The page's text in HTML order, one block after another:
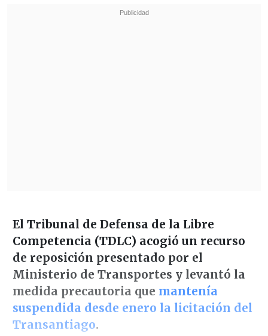
El Tribunal de Defensa de la Libre
Competencia (TDLC) acogió un recurso
de reposición presentado por el
Ministerio de Transportes y levantó la
medida precautoria que mantenía
suspendida desde enero la licitación del
Transantiago.